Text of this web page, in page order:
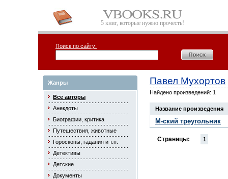
5 книг, которые нужно прочесть!
Поиск по сайту:
Жанры
Все авторы
Анекдоты
Биографии, критика
Путешествия, животные
Гороскопы, гадания и т.п.
Детективы
Детские
Документы
Павел Мухортов
Найдено произведений: 1
Название произведения
М-ский треугольник
Страницы: 1